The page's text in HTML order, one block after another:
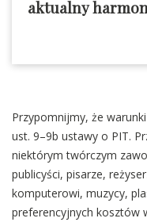
aktualny
Przypomnijmy, że
ust. 9–9b ustawy o PIT.
niektórym twórczym
publicyści, pisarze,
komputerowi, muzycy,
preferencyjnych kosztów